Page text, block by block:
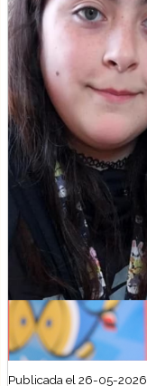
Publicada el 26-05-2026